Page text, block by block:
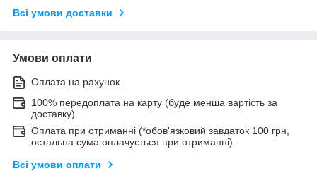
Всі умови доставки
Умови оплати
Оплата на рахунок
100% передоплата на карту (буде менша вартість за
доставку)
Оплата при отриманні (*обов'язковий завдаток 100 грн,
остальна сума оплачується при отриманні).
Всі умови оплати